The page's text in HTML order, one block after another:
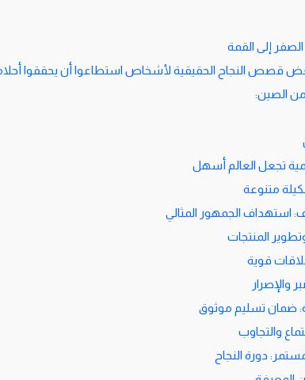
إلى القمة
قصص النجاح الحقيقية لأشخاص استطاعوا أن يحققوا
من الصين:
تجعل العالم أسهل
متنوعة
استهداف الجمهور المثالي
المنتجات
قوية
والإصرار
ضمان تسليم موثوق
والتجاوب
دورة النجاح